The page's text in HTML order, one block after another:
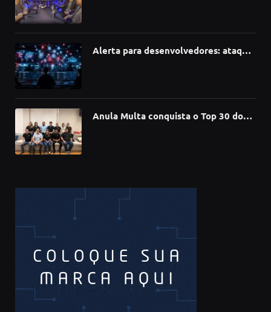
Alerta para desenvolvedores: ataque
Anula Multa conquista o Top 30 do